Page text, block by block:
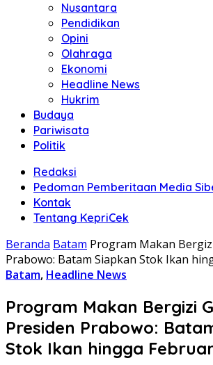
Nusantara
Pendidikan
Opini
Olahraga
Ekonomi
Headline News
Hukrim
Budaya
Pariwisata
Politik
Redaksi
Pedoman Pemberitaan Media
Kontak
Tentang KepriCek
Beranda Batam Program Makan
Prabowo: Batam Siapkan Stok Ikan
Batam, Headline News
Program Makan Bergizi
Presiden Prabowo:
Stok Ikan hingga